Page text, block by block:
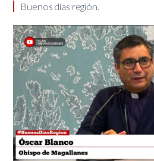
Buenos días región.